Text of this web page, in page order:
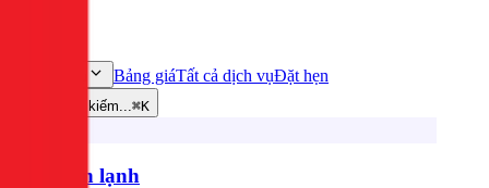
Bảng giáTất cả dịch vụĐặt hẹn
Tìm kiếm...⌘K
Điện lạnh